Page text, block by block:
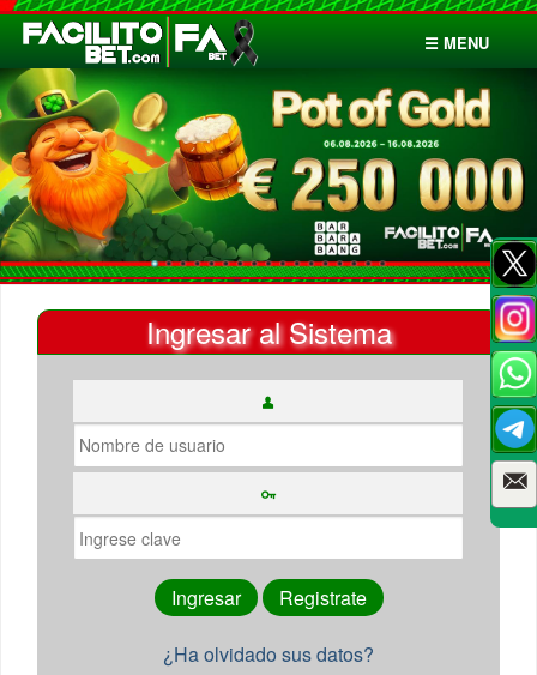
☰ MENU
Inicio
Apuestas
Cuentas
Ingresar al Sistema
¿Ha olvidado sus datos?